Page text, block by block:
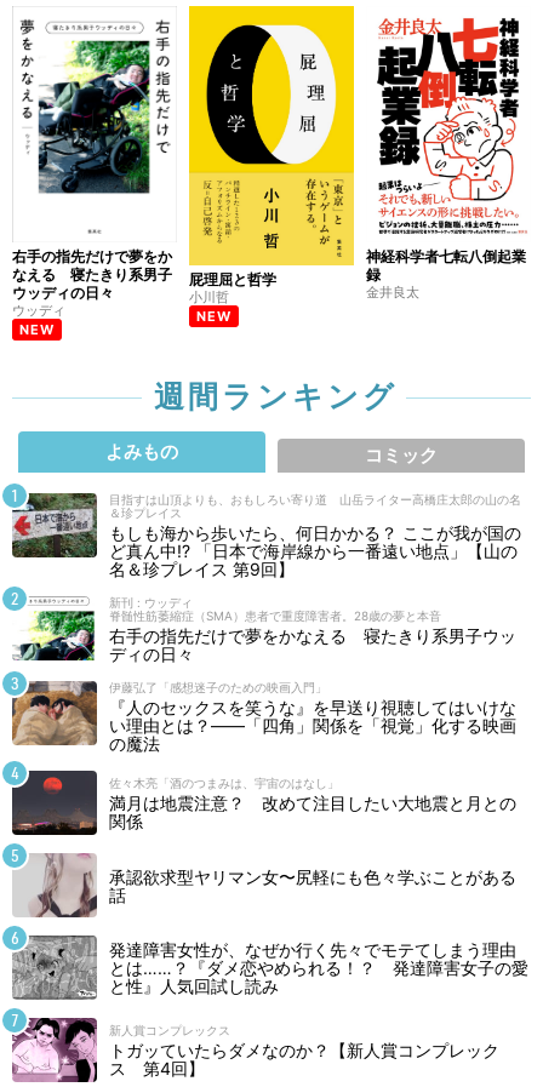
右手の指先だけで夢をか
なえる 寝たきり系男子
ウッディの日々
ウッディ
NEW
屁理屈と哲学
小川哲
NEW
神経科学者七転八倒起業
録
金井良太
週間ランキング
よみもの コミック
目指すは山頂よりも、おもしろい寄り道 山岳ライター高橋庄太郎の山の名
＆珍プレイス
もしも海から歩いたら、何日かかる？ ここが我が国の
ど真ん中!? 「日本で海岸線から一番遠い地点」【山の
名＆珍プレイス 第9回】
新刊 : ウッディ
脊髄性筋萎縮症（SMA）患者で重度障害者。28歳の夢と本音
右手の指先だけで夢をかなえる 寝たきり系男子ウッ
ディの日々
伊藤弘了「感想迷子のための映画入門」
『人のセックスを笑うな』を早送り視聴してはいけな
い理由とは？――「四角」関係を「視覚」化する映画
の魔法
佐々木亮「酒のつまみは、宇宙のはなし」
満月は地震注意？ 改めて注目したい大地震と月との
関係
承認欲求型ヤリマン女〜尻軽にも色々学ぶことがある
話
発達障害女性が、なぜか行く先々でモテてしまう理由
とは……？『ダメ恋やめられる！？ 発達障害女子の愛
と性』人気回試し読み
新人賞コンプレックス
トガッていたらダメなのか？【新人賞コンプレック
ス 第4回】